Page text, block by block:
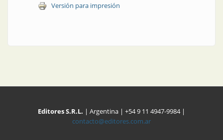
Versión para impresión
Editores S.R.L. | Argentina | +54 9 11 4947-9984 |
contacto@editores.com.ar